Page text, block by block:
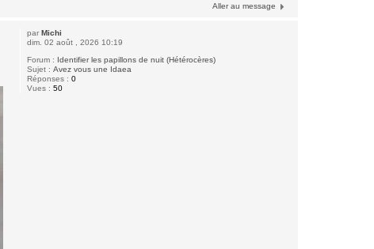
Aller au message
parMichi
dim. 02 août , 2026 10:19
Forum : Identifier les papillons de nuit (Hétérocères)
Sujet :Avez vous une Idaea
Réponses :0
Vues :50